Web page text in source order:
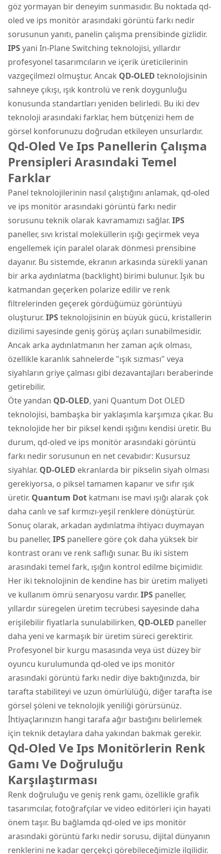
göz yormayan bir deneyim sunmasıdır. Bu noktada qd-
oled ve ips monitör arasındaki görüntü farkı nedir
sorusunun yanıtı, panelin çalışma prensibinde gizlidir.
IPSyani In-Plane Switching teknolojisi, yıllardır
profesyonel tasarımcıların ve içerik üreticilerinin
vazgeçilmezi olmuştur. Ancak QD-OLED teknolojisinin
sahneye çıkışı, ışık kontrolü ve renk doygunluğu
konusunda standartları yeniden belirledi. Bu iki dev
teknoloji arasındaki farklar, hem bütçenizi hem de
görsel konforunuzu doğrudan etkileyen unsurlardır.
Qd-Oled Ve Ips Panellerin Çalışma
Prensipleri Arasındaki Temel
Farklar
Panel teknolojilerinin nasıl çalıştığını anlamak, qd-oled
ve ips monitör arasındaki görüntü farkı nedir
sorusunu teknik olarak kavramamızı sağlar. IPS
paneller, sıvı kristal moleküllerin ışığı geçirmek veya
engellemek için paralel olarak dönmesi prensibine
dayanır. Bu sistemde, ekranın arkasında sürekli yanan
bir arka aydınlatma (backlight) birimi bulunur. Işık bu
katmandan geçerken polarize edilir ve renk
filtrelerinden geçerek gördüğümüz görüntüyü
oluşturur. IPSteknolojisinin en büyük gücü, kristallerin
dizilimi sayesinde geniş görüş açıları sunabilmesidir.
Ancak arka aydınlatmanın her zaman açık olması,
özellikle karanlık sahnelerde "ışık sızması" veya
siyahların griye çalması gibi dezavantajları beraberinde
getirebilir.
Öte yandan QD-OLED, yani Quantum Dot OLED
teknolojisi, bambaşka bir yaklaşımla karşımıza çıkar. Bu
teknolojide her bir piksel kendi ışığını kendisi üretir. Bu
durum, qd-oled ve ips monitör arasındaki görüntü
farkı nedir sorusunun en net cevabıdır: Kusursuz
siyahlar. QD-OLED ekranlarda bir pikselin siyah olması
gerekiyorsa, o piksel tamamen kapanır ve sıfır ışık
üretir. Quantum Dot katmanı ise mavi ışığı alarak çok
daha canlı ve saf kırmızı-yeşil renklere dönüştürür.
Sonuç olarak, arkadan aydınlatma ihtiyacı duymayan
bu paneller, IPS panellere göre çok daha yüksek bir
kontrast oranı ve renk saflığı sunar. Bu iki sistem
arasındaki temel fark, ışığın kontrol edilme biçimidir.
Her iki teknolojinin de kendine has bir üretim maliyeti
ve kullanım ömrü senaryosu vardır. IPS paneller,
yıllardır süregelen üretim tecrübesi sayesinde daha
erişilebilir fiyatlarla sunulabilirken, QD-OLED paneller
daha yeni ve karmaşık bir üretim süreci gerektirir.
Profesyonel bir kurgu masasında veya üst düzey bir
oyuncu kurulumunda qd-oled ve ips monitör
arasındaki görüntü farkı nedir diye baktığınızda, bir
tarafta stabiliteyi ve uzun ömürlülüğü, diğer tarafta ise
görsel şöleni ve teknolojik yeniliği görürsünüz.
İhtiyaçlarınızın hangi tarafa ağır bastığını belirlemek
için teknik detaylara daha yakından bakmak gerekir.
Qd-Oled Ve Ips Monitörlerin Renk
Gamı Ve Doğruluğu
Karşılaştırması
Renk doğruluğu ve geniş renk gamı, özellikle grafik
tasarımcılar, fotoğrafçılar ve video editörleri için hayati
önem taşır. Bu bağlamda qd-oled ve ips monitör
arasındaki görüntü farkı nedir sorusu, dijital dünyanın
renklerini ne kadar gerçekçi görebileceğimizle ilgilidir.